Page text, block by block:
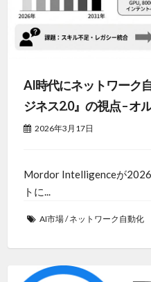
AI時代にネットワーク
ジネス2.0』の視点 – オ
2026年3月17日
Mordor Intelligenceが
トに...
AI市場/ネットワーク自動化